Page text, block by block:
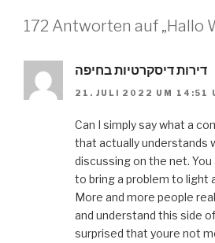
172 Antworten auf „Hallo
דירות דיסקרטיות בחיפה
21. JULI 2022 UM 14:51
Can I simply say what a
that actually understands
discussing on the net.
to bring a problem to light
More and more people
and understand this side
surprised that youre not